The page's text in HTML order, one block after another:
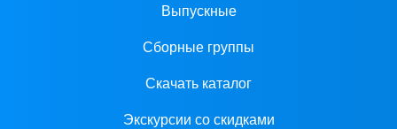
Выпускные
Сборные группы
Скачать каталог
Экскурсии со скидками